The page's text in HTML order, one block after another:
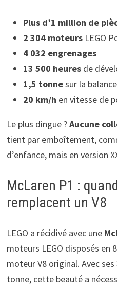
Plus d’1 million de
2 304 moteursLEGO
4 032 engrenages
13 500 heuresde
1,5 tonnesur la balance
20 km/h en vitesse de
Le plus dingue ?Aucune
tient par emboîtement,
d’enfance, mais en version
McLaren P1 :
remplacent un V8
LEGO a récidivé avec une
moteurs LEGO disposés en
moteur V8 original. Avec
tonne, cette beauté a